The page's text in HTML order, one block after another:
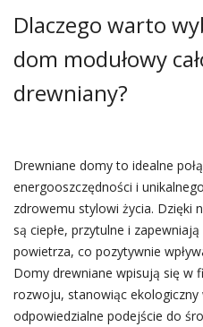
Dlaczego warto
dom modułowy
drewniany?
Drewniane domy to idealne
energooszczędności i
zdrowemu stylowi życia. Dzięki
są ciepłe, przytulne i
powietrza, co pozytywnie
Domy drewniane wpisują się w
rozwoju, stanowiąc
odpowiedzialne podejście do